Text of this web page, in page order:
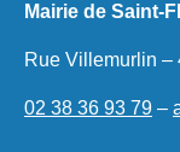
Mairie de Saint-
Rue Villemurlin –
02 38 36 93 79 –